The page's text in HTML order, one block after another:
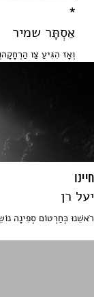
*
אַסְתָּר שמיר
וְאָז הִגִּיעַ צַו
חיינו
יעל רן
רֹאשֵׁנוּ כְּחַרְטוֹם סְפִינָה